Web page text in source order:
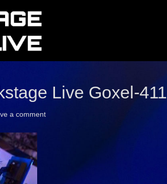
Live Goxel-411
a comment